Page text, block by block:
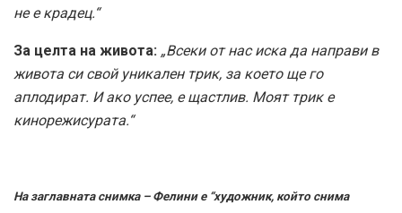
не е крадец.“
За целта на живота: „Всеки от нас иска да направи в
живота си свой уникален трик, за което ще го
аплодират. И ако успее, е щастлив. Моят трик е
кинорежисурата.“
На заглавната снимка – Фелини е “художник, който снима